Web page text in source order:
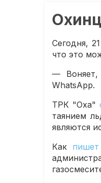
Сегодня,
что это
— Воняет,
WhatsApp.
ТРК "Оха"
таянием
являются
Как пишет